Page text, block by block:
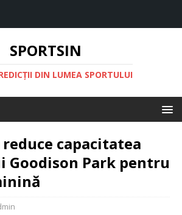
SPORTSIN
DIN LUMEA SPORTULUI
capacitatea
Goodison Park pentru